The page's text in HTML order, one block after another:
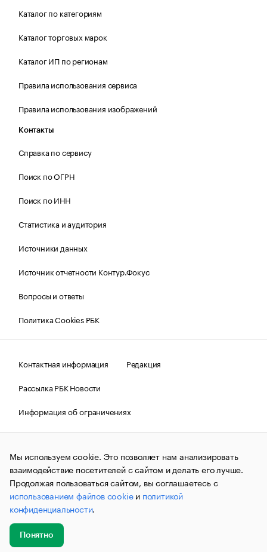
Каталог по категориям
Каталог торговых марок
Каталог ИП по регионам
Правила использования сервиса
Правила использования изображений
Контакты
Справка по сервису
Поиск по ОГРН
Поиск по ИНН
Статистика и аудитория
Источники данных
Источник отчетности Контур.Фокус
Вопросы и ответы
Политика Cookies РБК
Контактная информация
Редакция
Рассылка РБК Новости
Информация об ограничениях
Правовая информация
О соблюдении авторских прав
© АО «РОСБИЗНЕСКОНСАЛТИНГ»,1995–2026.Сообщения
и материалы информационного агентства «РБК»
(зарегистрировано Федеральной службой по надзору в сфере
связи, информационных технологий и массовых
коммуникаций (Роскомнадзор) 09.12.2015 за номером ИА
№ФС77-63848) сопровождаются пометкой «РБК». Отдельные
публикации могут содержать информацию,
не предназначенную для пользователей
до 18 лет.
Мы используем cookie. Это позволяет нам анализировать
взаимодействие посетителей с сайтом и делать его лучше.
Продолжая пользоваться сайтом, вы соглашаетесь с
использованием файлов cookieи политикой
конфиденциальности.
Понятно